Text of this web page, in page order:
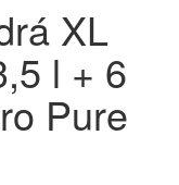
XL
l + 6
Pure